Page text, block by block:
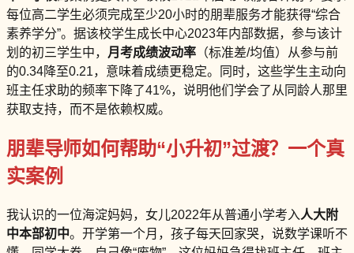
每位高二学生必须完成至少20小时的朋辈服务才能获得“综合
素养学分”。据该校学生成长中心2023年内部数据，参与该计
划的初三学生中， 月考成绩波动率 （标准差/均值）从参与前
的0.34降至0.21，意味着成绩更稳定。同时，这些学生主动向
班主任求助的频率下降了41%，说明他们学会了从同龄人那里
获取支持，而不是依赖权威。
朋辈导师如何帮助“小升初”过渡？一个真
实案例
我认识的一位海淀妈妈，女儿2022年从普通小学考入人大附
中本部初中。开学第一个月，孩子每天回家哭，说数学课听不